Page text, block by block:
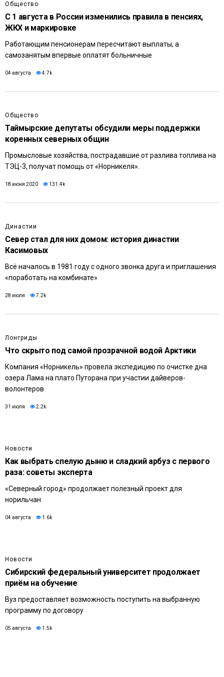
Общество
С 1 августа в России изменились правила в пенсиях,
ЖКХ и маркировке
Работающим пенсионерам пересчитают выплаты, а
самозанятым впервые оплатят больничные
04 августа 4.7k
Общество
Таймырские депутаты обсудили меры поддержки
коренных северных общин
Промысловые хозяйства, пострадавшие от разлива топлива на
ТЭЦ-3, получат помощь от «Норникеля».
18 июня 2020 131.4k
Династии
Север стал для них домом: история династии
Касимовых
Всё началось в 1981 году с одного звонка друга и приглашения
«поработать на комбинате»
28 июля 7.2k
Лонгриды
Что скрыто под самой прозрачной водой Арктики
Компания «Норникель» провела экспедицию по очистке дна
озера Лама на плато Путорана при участии дайверов-
волонтеров
31 июля 2.2k
Новости
Как выбрать спелую дыню и сладкий арбуз с первого
раза: советы эксперта
«Северный город» продолжает полезный проект для
норильчан
04 августа 1.6k
Новости
Сибирский федеральный университет продолжает
приём на обучение
Вуз предоставляет возможность поступить на выбранную
программу по договору
05 августа 1.5k